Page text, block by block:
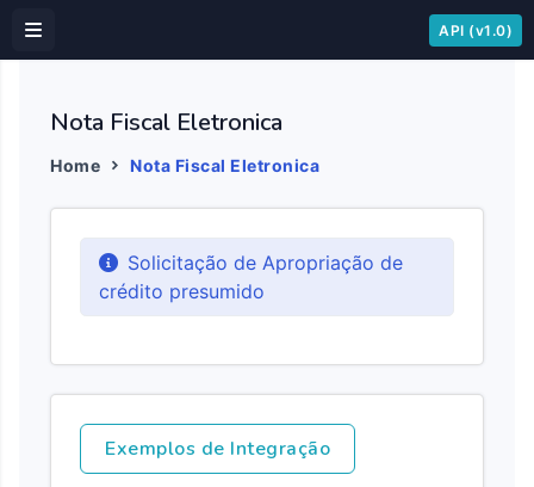
API (v1.0)
Nota Fiscal Eletronica
Home Nota Fiscal Eletronica
Solicitação de Apropriação de
crédito presumido
Exemplos de Integração